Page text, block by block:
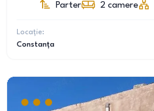
Parter 2 camere
Locație:
Constanța